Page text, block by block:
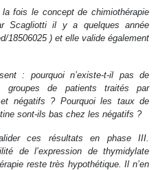
fois le concept de chimiothérapie
Scagliotti il y a quelques année
18506025 ) et elle valide également
: pourquoi n’existe-t-il pas de
groupes de patients traités par
négatifs ? Pourquoi les taux de
sont-ils bas chez les négatifs ?
ces résultats en phase III.
de l’expression de thymidylate
reste très hypothétique. Il n’en